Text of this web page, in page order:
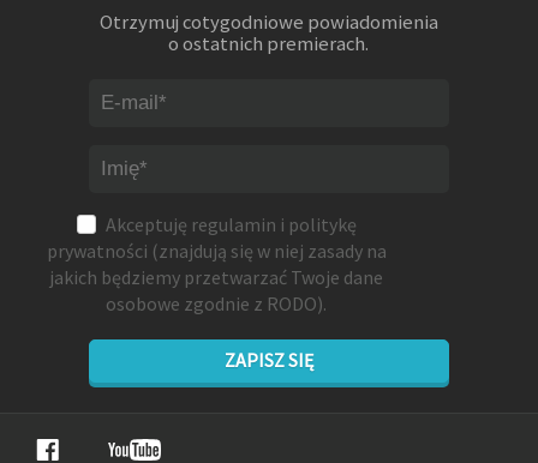
Otrzymuj cotygodniowe powiadomienia
o ostatnich premierach.
Akceptuję regulamin i politykę
prywatności (znajdują się w niej zasady na
jakich będziemy przetwarzać Twoje dane
osobowe zgodnie z RODO).
ZAPISZ SIĘ